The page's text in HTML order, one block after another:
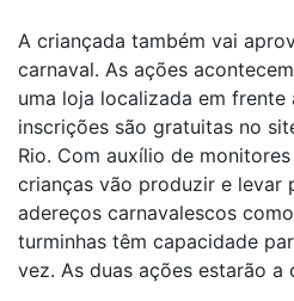
A criançada também vai
carnaval. As ações
uma loja localizada em frente
inscrições são gratuitas no
Rio. Com auxílio de
crianças vão produzir e levar
adereços carnavalescos
turminhas têm capacidade
vez. As duas ações estarão a